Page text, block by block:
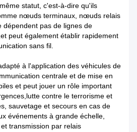
statut, c'est-à-dire qu'ils
nœuds terminaux, nœuds relais
pas de lignes de
peut également établir rapidement
sans fil.
à l'application des véhicules de
centrale et de mise en
et peut jouer un rôle important
contre le terrorisme et
sauvetage et secours en cas de
événements à grande échelle,
transmission par relais